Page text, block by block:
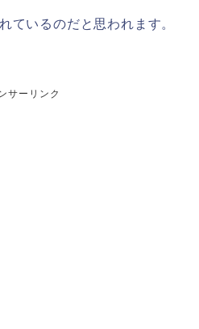
ているのだと思われます。
サーリンク